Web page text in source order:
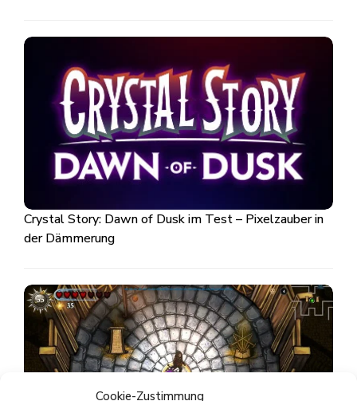
Cookie-Zustimmung
Crystal Story: Dawn of Dusk im Test – Pixelzauber in
der Dämmerung